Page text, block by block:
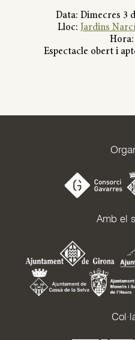
Data: Dimecres 3
Lloc: Jardins
Hora:
Espectacle obert i
Amb el